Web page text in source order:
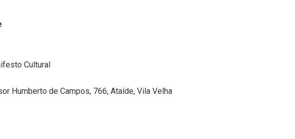
Cultural
Humberto de Campos, 766, Ataíde, Vila Velha